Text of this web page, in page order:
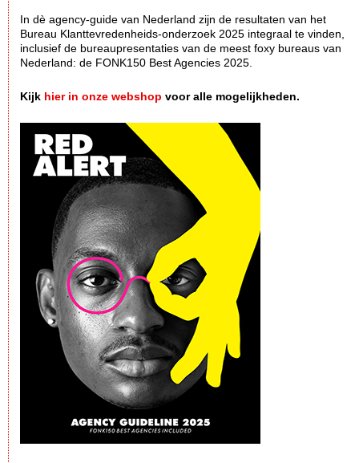
In dè agency-guide van Nederland zijn de resultaten van het
Bureau Klanttevredenheids-onderzoek 2025 integraal te vinden,
inclusief de bureaupresentaties van de meest foxy bureaus van
Nederland: de FONK150 Best Agencies 2025.
Kijk hier in onze webshop voor alle mogelijkheden.